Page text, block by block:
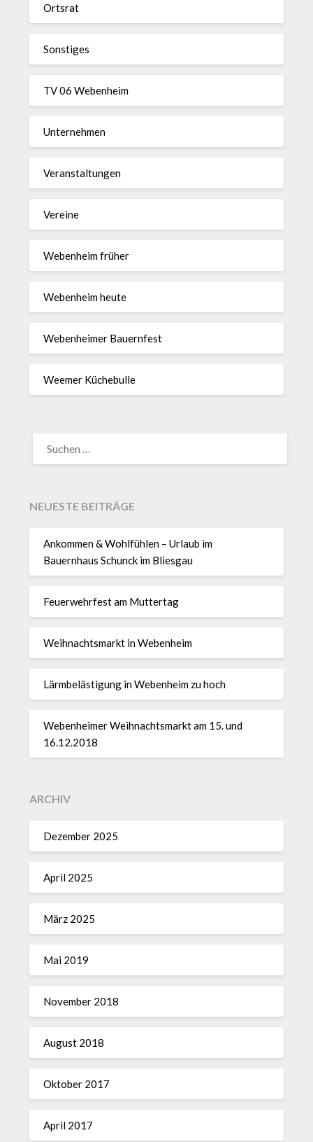
Ortsrat
Sonstiges
TV 06 Webenheim
Unternehmen
Veranstaltungen
Vereine
Webenheim früher
Webenheim heute
Webenheimer Bauernfest
Weemer Küchebulle
NACH:
NEUESTE BEITRÄGE
Ankommen & Wohlfühlen – Urlaub im
Bauernhaus Schunck im Bliesgau
Feuerwehrfest am Muttertag
Weihnachtsmarkt in Webenheim
Lärmbelästigung in Webenheim zu hoch
Webenheimer Weihnachtsmarkt am 15. und
16.12.2018
ARCHIV
Dezember 2025
April 2025
März 2025
Mai 2019
November 2018
August 2018
Oktober 2017
April 2017